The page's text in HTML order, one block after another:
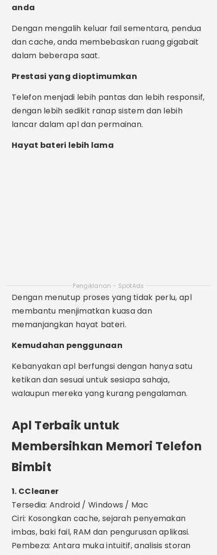
anda
Dengan mengalih keluar fail sementara, pendua
dan cache, anda membebaskan ruang gigabait
dalam beberapa saat.
Prestasi yang dioptimumkan
Telefon menjadi lebih pantas dan lebih responsif,
dengan lebih sedikit ranap sistem dan lebih
lancar dalam apl dan permainan.
Hayat bateri lebih lama
Apl Terbaik untuk
Membersihkan Memori Telefon
Bimbit
1. CCleaner
Tersedia: Android / Windows / Mac
Ciri: Kosongkan cache, sejarah penyemakan
Pembeza: Antara muka intuitif, analisis storan
dan fungsi "pembersihan automatik".
2. Fail oleh Google
Tersedia: Android
Ciri: Memadam fail yang tidak diperlukan, cache,
video besar dan fail pendua.
Pembeza: Selamat, bebas iklan dan dicipta oleh
Google. Pengesyoran pintar dengan AI.
3. Nox Cleaner